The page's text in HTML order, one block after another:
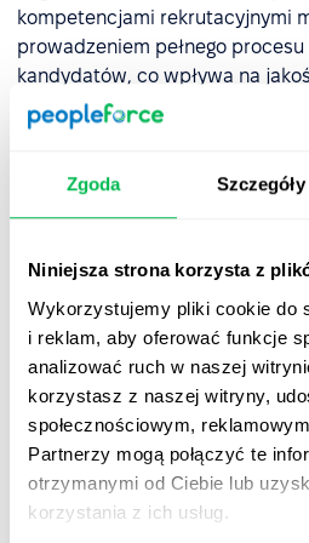
Zgoda Szczegóły
Niniejsza strona korzysta z
Wykorzystujemy pliki cookie do
i reklam, aby oferować funkcje
analizować ruch w naszej
korzystasz z naszej witryny,
społecznościowym,
Partnerzy mogą połączyć te
otrzymanymi od Ciebie lub
korzystania z ich usług.
kompetencjami rekrutacyjnymi
prowadzeniem pełnego
kandydatów, co wpływa na
Przykład: W małej firmie
prowadzeniu rekrutacji,
kandydata (candidate
pracodawcy.
❌ Obciążenie
rozwojową
Pełna odpowiedzialność za
pracownika spoczywa na
odpowiednio przygotowanych